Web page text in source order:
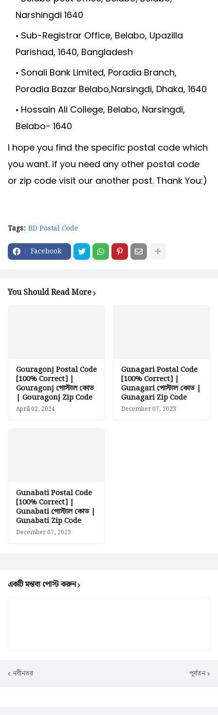
Narshingdi 1640
Sub-Registrar Office, Belabo, Upazilla
Parishad, 1640, Bangladesh
Sonali Bank Limited, Poradia Branch,
Poradia Bazar Belabo,Narsingdi, Dhaka, 1640
Hossain Ali College, Belabo, Narsingdi,
Belabo- 1640
I hope you find the specific postal code which
you want. if you need any other postal code
or zip code visit our another post. Thank You:)
Tags: BD Postal Code
Facebook
You Should Read More
Gouragonj Postal Code
[100% Correct] |
Gouragonj পোস্টাল কোড
| Gouragonj Zip Code
April 02, 2024
Gunagari Postal Code
[100% Correct] |
Gunagari পোস্টাল কোড |
Gunagari Zip Code
December 07, 2023
Gunabati Postal Code
[100% Correct] |
Gunabati পোস্টাল কোড |
Gunabati Zip Code
December 07, 2023
একটি মন্তব্য পোস্ট করুন
নবীনতর পূর্বতন